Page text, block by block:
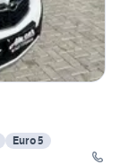
Euro 5